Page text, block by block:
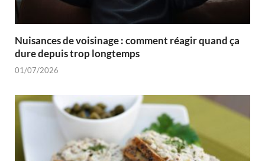
Nuisances de voisinage : comment réagir quand ça
dure depuis trop longtemps
01/07/2026